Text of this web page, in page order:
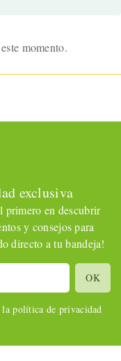
momento.
exclusiva
primero en descubrir
y consejos para
directo a tu bandeja!
política de privacidad